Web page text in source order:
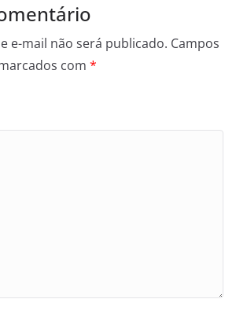
e-mail não será publicado. Campos
com *